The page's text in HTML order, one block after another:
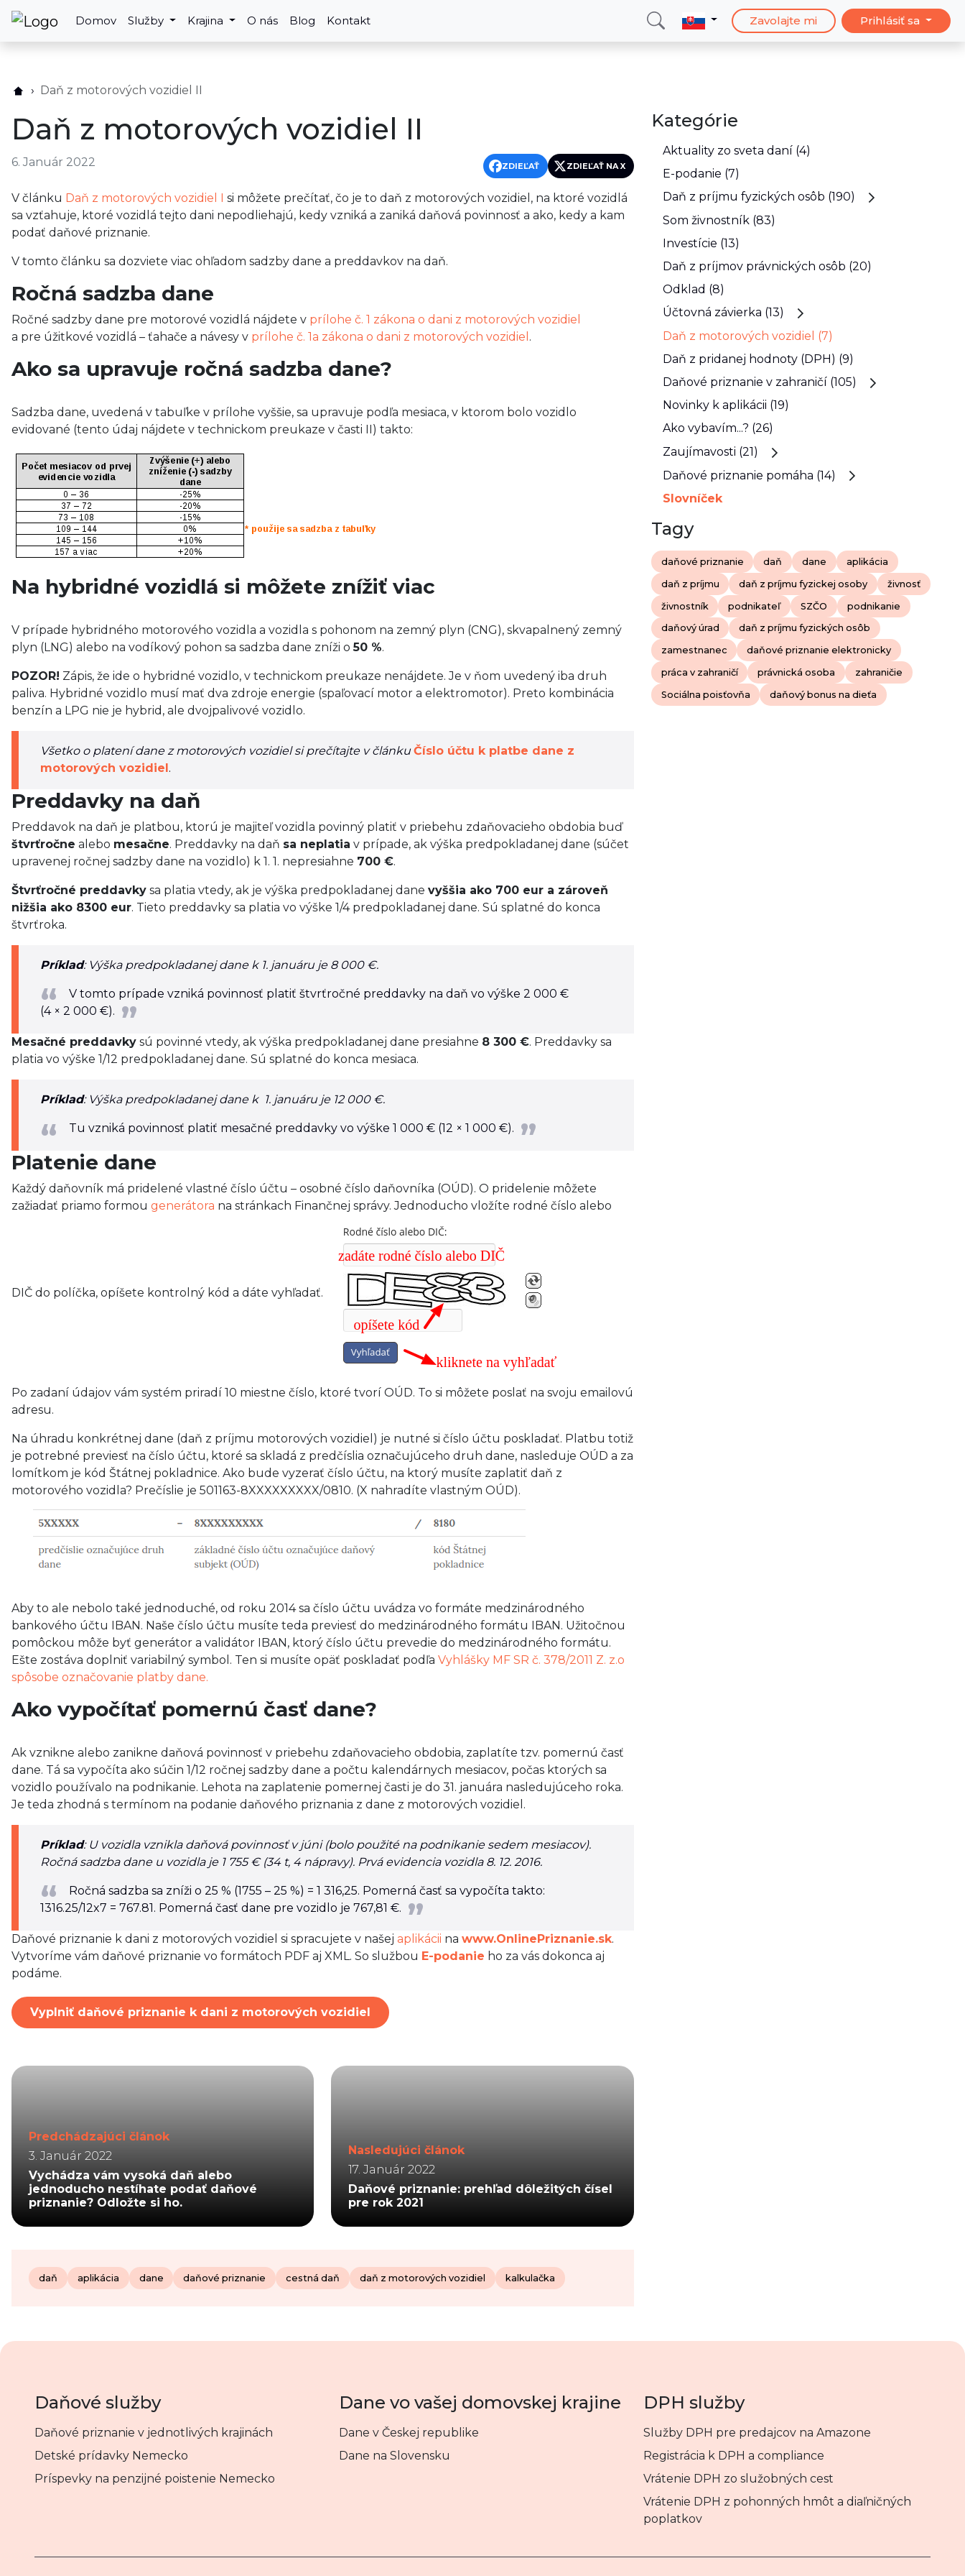
Domov Služby Krajina O nás Blog Kontakt Zavolajte mi Prihlásiť sa
Daň z motorových vozidiel II
Daň z motorových vozidiel II
6. Január 2022 ZDIEĽAŤ ZDIEĽAŤ NA X
V článku Daň z motorových vozidiel I si môžete prečítať, čo je to daň z motorových vozidiel, na ktoré vozidlá
sa vzťahuje, ktoré vozidlá tejto dani nepodliehajú, kedy vzniká a zaniká daňová povinnosť a ako, kedy a kam
podať daňové priznanie.
V tomto článku sa dozviete viac ohľadom sadzby dane a preddavkov na daň.
Ročná sadzba dane
Ročné sadzby dane pre motorové vozidlá nájdete v prílohe č. 1 zákona o dani z motorových vozidiel
a pre úžitkové vozidlá – ťahače a návesy v prílohe č. 1a zákona o dani z motorových vozidiel .
Ako sa upravuje ročná sadzba dane?
Sadzba dane, uvedená v tabuľke v prílohe vyššie, sa upravuje podľa mesiaca, v ktorom bolo vozidlo
evidované (tento údaj nájdete v technickom preukaze v časti II) takto:
Na hybridné vozidlá si môžete znížiť viac
V prípade hybridného motorového vozidla a vozidla s pohonom na zemný plyn (CNG), skvapalnený zemný
plyn (LNG) alebo na vodíkový pohon sa sadzba dane zníži o50 %.
POZOR! Zápis, že ide o hybridné vozidlo, v technickom preukaze nenájdete. Je v ňom uvedený iba druh
paliva. Hybridné vozidlo musí mať dva zdroje energie (spaľovací motor a elektromotor). Preto kombinácia
benzín a LPG nie je hybrid, ale dvojpalivové vozidlo.
Všetko o platení dane z motorových vozidiel si prečítajte v článku Číslo účtu k platbe dane z
motorových vozidiel.
Preddavky na daň
Preddavok na daň je platbou, ktorú je majiteľ vozidla povinný platiť v priebehu zdaňovacieho obdobia buď
štvrťročne alebo mesačne. Preddavky na daň sa neplatia v prípade, ak výška predpokladanej dane (súčet
upravenej ročnej sadzby dane na vozidlo) k 1. 1. nepresiahne 700 €.
Štvrťročné preddavky sa platia vtedy, ak je výška predpokladanej dane vyššia ako 700 eur a zároveň
nižšia ako 8300 eur. Tieto preddavky sa platia vo výške 1/4 predpokladanej dane. Sú splatné do konca
štvrťroka.
Príklad: Výška predpokladanej dane k 1. januáru je 8 000 €.
V tomto prípade vzniká povinnosť platiť štvrťročné preddavky na daň vo výške 2 000 €
(4 × 2 000 €).
Mesačné preddavky sú povinné vtedy, ak výška predpokladanej dane presiahne 8 300 €. Preddavky sa
platia vo výške 1/12 predpokladanej dane. Sú splatné do konca mesiaca.
Príklad: Výška predpokladanej dane k 1. januáru je 12 000 €.
Tu vzniká povinnosť platiť mesačné preddavky vo výške 1 000 € (12 × 1 000 €).
Platenie dane
Každý daňovník má pridelené vlastné číslo účtu – osobné číslo daňovníka (OÚD). O pridelenie môžete
zažiadať priamo formou generátora na stránkach Finančnej správy. Jednoducho vložíte rodné číslo alebo
DIČ do políčka, opíšete kontrolný kód a dáte vyhľadať.
Po zadaní údajov vám systém priradí 10 miestne číslo, ktoré tvorí OÚD. To si môžete poslať na svoju emailovú
adresu.
Na úhradu konkrétnej dane (daň z príjmu motorových vozidiel) je nutné si číslo účtu poskladať. Platbu totiž
je potrebné previesť na číslo účtu, ktoré sa skladá z predčíslia označujúceho druh dane, nasleduje OÚD a za
lomítkom je kód Štátnej pokladnice. Ako bude vyzerať číslo účtu, na ktorý musíte zaplatiť daň z
motorového vozidla? Prečíslie je 501163-8XXXXXXXXX/0810. (X nahradíte vlastným OÚD).
Aby to ale nebolo také jednoduché, od roku 2014 sa číslo účtu uvádza vo formáte medzinárodného
bankového účtu IBAN. Naše číslo účtu musíte teda previesť do medzinárodného formátu IBAN. Užitočnou
pomôckou môže byť generátor a validátor IBAN, ktorý číslo účtu prevedie do medzinárodného formátu.
Ešte zostáva doplniť variabilný symbol. Ten si musíte opäť poskladať podľa Vyhlášky MF SR č. 378/2011 Z. z.o
spôsobe označovanie platby dane.
Ako vypočítať pomernú časť dane?
Ak vznikne alebo zanikne daňová povinnosť v priebehu zdaňovacieho obdobia, zaplatíte tzv. pomernú časť
dane. Tá sa vypočíta ako súčin 1/12 ročnej sadzby dane a počtu kalendárnych mesiacov, počas ktorých sa
vozidlo používalo na podnikanie. Lehota na zaplatenie pomernej časti je do 31. januára nasledujúceho roka.
Je teda zhodná s termínom na podanie daňového priznania z dane z motorových vozidiel.
Príklad: U vozidla vznikla daňová povinnosť v júni (bolo použité na podnikanie sedem mesiacov).
Ročná sadzba dane u vozidla je 1 755 € (34 t, 4 nápravy). Prvá evidencia vozidla 8. 12. 2016.
Ročná sadzba sa zníži o 25 % (1755 – 25 %) = 1 316,25. Pomerná časť sa vypočíta takto:
1316.25/12x7 = 767.81. Pomerná časť dane pre vozidlo je 767,81 €.
Daňové priznanie k dani z motorových vozidiel si spracujete v našej aplikácii na www.OnlinePriznanie.sk.
Vytvoríme vám daňové priznanie vo formátoch PDF aj XML. So službou E-podanie ho za vás dokonca aj
podáme.
Vyplniť daňové priznanie k dani z motorových vozidiel
Predchádzajúci článok
3. Január 2022
Vychádza vám vysoká daň alebo
jednoducho nestíhate podať daňové
priznanie? Odložte si ho.
Nasledujúci článok
17. Január 2022
Daňové priznanie: prehľad dôležitých čísel
pre rok 2021
daň aplikácia dane daňové priznanie cestná daň daň z motorových vozidiel kalkulačka
Kategórie
Aktuality zo sveta daní (4)
E-podanie (7)
Daň z príjmu fyzických osôb (190)
Som živnostník (83)
Investície (13)
Daň z príjmov právnických osôb (20)
Odklad (8)
Účtovná závierka (13)
Daň z motorových vozidiel (7)
Daň z pridanej hodnoty (DPH) (9)
Daňové priznanie v zahraničí (105)
Novinky k aplikácii (19)
Ako vybavím...? (26)
Zaujímavosti (21)
Daňové priznanie pomáha (14)
Slovníček
Tagy
daňové priznanie daň dane aplikácia
daň z príjmu daň z príjmu fyzickej osoby živnosť
živnostník podnikateľ SZČO podnikanie
daňový úrad daň z príjmu fyzických osôb
zamestnanec daňové priznanie elektronicky
práca v zahraničí právnická osoba zahraničie
Sociálna poisťovňa daňový bonus na dieťa
Daňové služby
Daňové priznanie v jednotlivých krajinách
Detské prídavky Nemecko
Príspevky na penzijné poistenie Nemecko
Dane vo vašej domovskej krajine
Dane v Českej republike
Dane na Slovensku
DPH služby
Služby DPH pre predajcov na Amazone
Registrácia k DPH a compliance
Vrátenie DPH zo služobných cest
Vrátenie DPH z pohonných hmôt a diaľničných
poplatkov